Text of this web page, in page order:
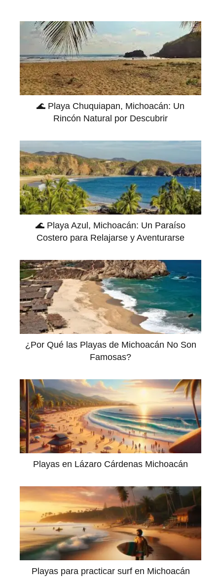
🌊 Playa Chuquiapan, Michoacán: Un
Rincón Natural por Descubrir
🌊 Playa Azul, Michoacán: Un Paraíso
Costero para Relajarse y Aventurarse
¿Por Qué las Playas de Michoacán No Son
Famosas?
Playas en Lázaro Cárdenas Michoacán
Playas para practicar surf en Michoacán